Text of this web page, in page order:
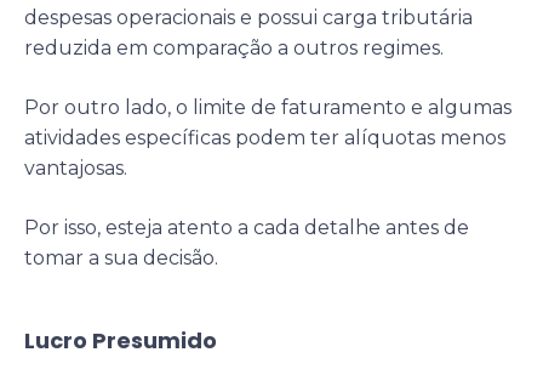
despesas operacionais e possui carga tributária
reduzida em comparação a outros regimes.
Por outro lado, o limite de faturamento e algumas
atividades específicas podem ter alíquotas menos
vantajosas.
Por isso, esteja atento a cada detalhe antes de
tomar a sua decisão.
Lucro Presumido